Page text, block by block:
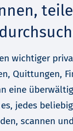
wichtiger
Quittungen,
eine
jedes
scannen